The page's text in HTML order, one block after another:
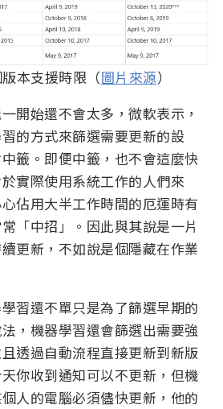
本支援時限（圖片來源）
開始還不會太多，微軟表示，
的方式來篩選需要更新的設
籤。即便中籤，也不會這麼快
實際使用系統工作的人們來
佔用大半工作時間的厄運時有
「中招」。因此與其說是一片
更新，不如說是個隱藏在作業
習還不單只是為了篩選早期的
，機器學習還會篩選出需要強
透過自動流程直接更新到新版
你收到通知可以不更新，但機
人的電腦必須儘快更新，他的